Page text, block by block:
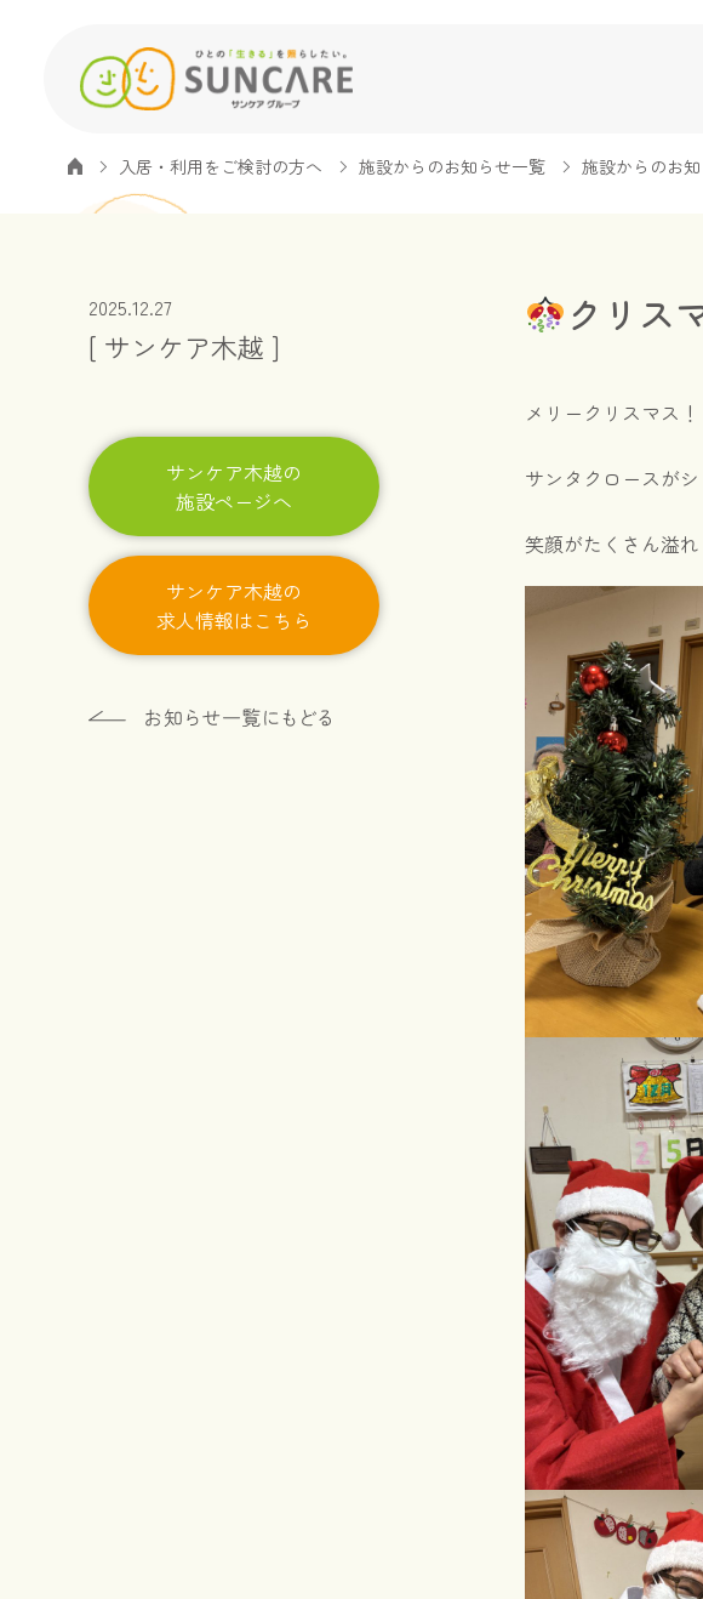
入居・利用をご検討の方へ 施設からのお知らせ一覧 施設からのお
2025.12.27
[ サンケア木越 ]
クリス
メリークリスマス！
サンタクロースが
笑顔がたくさん溢
サンケア木越の
施設ページへ
サンケア木越の
求人情報はこちら